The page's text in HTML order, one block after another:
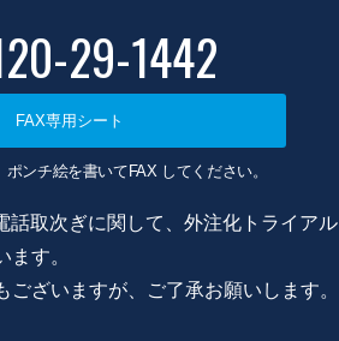
29-1442
FAX専用シート
ポンチ絵を書いてFAX してください。
取次ぎに関して、外注化トライアル
す。
ございますが、ご了承お願いします。